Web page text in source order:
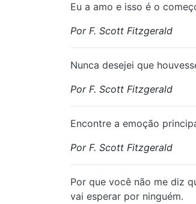
Eu a amo e isso é o
Por F. Scott Fitzgerald
Nunca desejei que
Por F. Scott Fitzgerald
Encontre a emoção
Por F. Scott Fitzgerald
Por que você não me diz
vai esperar por ninguém.